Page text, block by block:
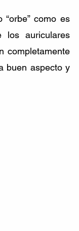
como es
los auriculares
completamente
buen aspecto y